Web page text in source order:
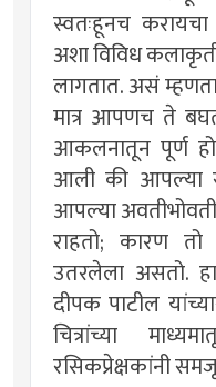
स्वतःहूनच करायचा
अशा विविध
लागतात. असं
मात्र आपणच ते बघत
आकलनातून पूर्ण
आली की आपल्या
आपल्या
राहतो; कारण तो
उतरलेला असतो. हा
दीपक पाटील
चित्रांच्या
रसिकप्रेक्षकांनी